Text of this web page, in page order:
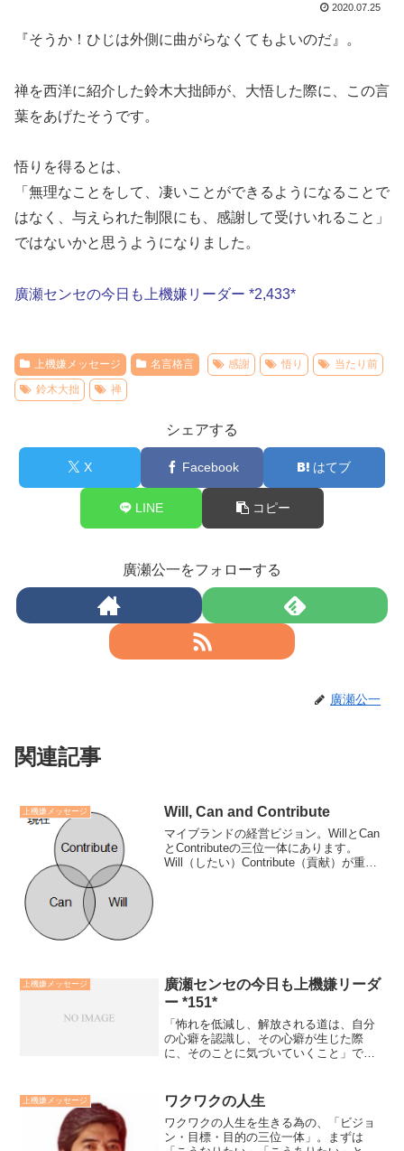
2020.07.25
『そうか！ひじは外側に曲がらなくてもよいのだ』。
禅を西洋に紹介した鈴木大拙師が、大悟した際に、この言
葉をあげたそうです。
悟りを得るとは、
「無理なことをして、凄いことができるようになることで
はなく、与えられた制限にも、感謝して受けいれること」
ではないかと思うようになりました。
廣瀬センセの今日も上機嫌リーダー *2,433*
上機嫌メッセージ 名言格言 感謝 悟り
当たり前
鈴木大拙
禅
シェアする
X Facebook はてブ
LINE コピー
廣瀬公一をフォローする
廣瀬公一
関連記事
上機嫌メッセージ Will, Can and Contribute
マイブランドの経営ビジョン。WillとCan
とContributeの三位一体にあります。
Will（したい）Contribute（貢献）が重な
上機嫌メッセージ
廣瀬センセの今日も上機嫌リーダ
ー *151*
「怖れを低減し、解放される道は、自分
の心癖を認識し、その心癖が生じた際
に、そのことに気づいていくこと」で
な心癖を持っていることを認め、おりに
ふれて、心の中で他人を非難し...
上機嫌メッセージ ワクワクの人生
ワクワクの人生を生きる為の、「ビジョ
ン・目標・目的の三位一体」。まずは